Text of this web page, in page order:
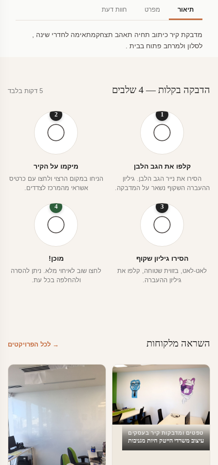
תיאור מפרט חוות דעת
מדבקת קיר כיתוב תחיה תאהב תצחקמתאימה לחדרי שינה ,
לסלון ולמרחב פתוח בבית .
הדבקה בקלות — 4 שלבים 5 דקות בלבד
1
קלפו את הגב הלבן
הסירו את נייר הגב הלבן. גיליון
ההעברה השקוף נשאר על המדבקה.
2
מיקמו על הקיר
הניחו במקום הרצוי ולחצו עם כרטיס
אשראי מהמרכז לצדדים.
3
הסירו גיליון שקוף
לאט-לאט, בזווית שטוחה, קלפו את
גיליון ההעברה.
4
מוכן!
לחצו שוב לאיחוי מלא. ניתן להסרה
ולהחלפה בכל עת.
השראה מלקוחות → לכל הפרויקטים
טפטים ומדבקות קיר בעסקים
עיצוב משרדי הייטק חיות מגניבות